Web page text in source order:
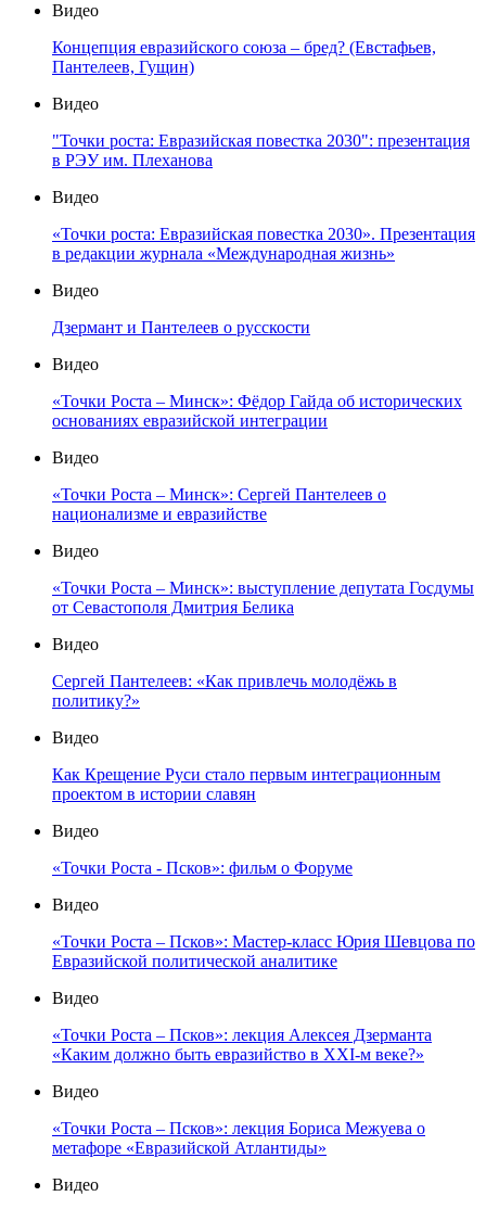
Видео
Концепция евразийского союза – бред? (Евстафьев,
Пантелеев, Гущин)
Видео
"Точки роста: Евразийская повестка 2030": презентация
в РЭУ им. Плеханова
Видео
«Точки роста: Евразийская повестка 2030». Презентация
в редакции журнала «Международная жизнь»
Видео
Дзермант и Пантелеев о русскости
Видео
«Точки Роста – Минск»: Фёдор Гайда об исторических
основаниях евразийской интеграции
Видео
«Точки Роста – Минск»: Сергей Пантелеев о
национализме и евразийстве
Видео
«Точки Роста – Минск»: выступление депутата Госдумы
от Севастополя Дмитрия Белика
Видео
Сергей Пантелеев: «Как привлечь молодёжь в
политику?»
Видео
Как Крещение Руси стало первым интеграционным
проектом в истории славян
Видео
«Точки Роста - Псков»: фильм о Форуме
Видео
«Точки Роста – Псков»: Мастер-класс Юрия Шевцова по
Евразийской политической аналитике
Видео
«Точки Роста – Псков»: лекция Алексея Дзерманта
«Каким должно быть евразийство в XXI-м веке?»
Видео
«Точки Роста – Псков»: лекция Бориса Межуева о
метафоре «Евразийской Атлантиды»
Видео